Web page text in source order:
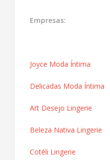
Empresas:
Joyce Moda Íntima
Delicadas Moda Íntima
Art Desejo Lingerie
Beleza Nativa Lingerie
Cotéli Lingerie